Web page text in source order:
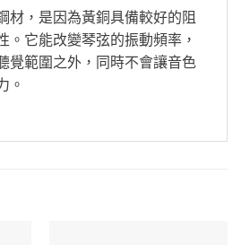
材，是因為黃銅具備較好的阻
。它能改變琴弦的振動頻率，
覺範圍之外，同時不會讓音色
。